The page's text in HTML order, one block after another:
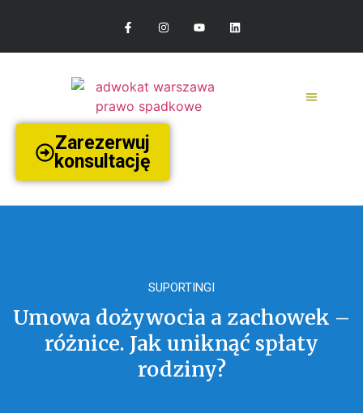
Zarezerwuj
konsultację
SUPORTINGI
Umowa dożywocia a zachowek –
różnice. Jak uniknąć spłaty
rodziny?